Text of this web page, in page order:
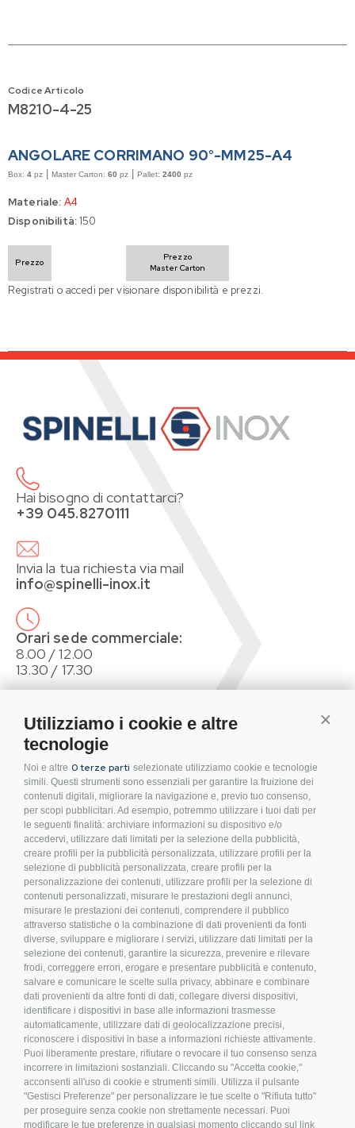
Utilizziamo i cookie e altre
tecnologie
Noi e altre 0 terze parti selezionate utilizziamo cookie e tecnologie
simili. Questi strumenti sono essenziali per garantire la fruizione dei
contenuti digitali, migliorare la navigazione e, previo tuo consenso,
per scopi pubblicitari. Ad esempio, potremmo utilizzare i tuoi dati per
le seguenti finalità: archiviare informazioni su dispositivo e/o
accedervi, utilizzare dati limitati per la selezione della pubblicità,
creare profili per la pubblicità personalizzata, utilizzare profili per la
selezione di pubblicità personalizzata, creare profili per la
personalizzazione dei contenuti, utilizzare profili per la selezione di
contenuti personalizzati, misurare le prestazioni degli annunci,
misurare le prestazioni dei contenuti, comprendere il pubblico
attraverso statistiche o la combinazione di dati provenienti da fonti
diverse, sviluppare e migliorare i servizi, utilizzare dati limitati per la
selezione dei contenuti, garantire la sicurezza, prevenire e rilevare
frodi, correggere errori, erogare e presentare pubblicità e contenuto,
salvare e comunicare le scelte sulla privacy, abbinare e combinare
dati provenienti da altre fonti di dati, collegare diversi dispositivi,
identificare i dispositivi in base alle informazioni trasmesse
automaticamente, utilizzare dati di geolocalizzazione precisi,
riconoscere i dispositivi in base a informazioni richieste attivamente.
Puoi liberamente prestare, rifiutare o revocare il tuo consenso senza
incorrere in limitazioni sostanziali. Cliccando su "Accetta cookie,"
acconsenti all'uso di cookie e strumenti simili. Utilizza il pulsante
"Gestisci Preferenze" per personalizzare le tue scelte o "Rifiuta tutto"
per proseguire senza cookie non strettamente necessari. Puoi
modificare le tue preferenze in qualsiasi momento cliccando sul link
Codice Articolo
M8210-4-25
ANGOLARE CORRIMANO 90°-MM25-A4
Box: 4 pz Master Carton: 60 pz Pallet: 2400 pz
Materiale: A4
Disponibilità:150
Prezzo
Prezzo
Master Carton
Registrati o accedi per visionare disponibilità e prezzi.
Hai bisogno di contattarci?
+39 045.8270111
Invia la tua richiesta via mail
info@spinelli-inox.it
Orari sede commerciale:
8.00 / 12.00
13.30 / 17.30
Distributori per il mercato B2B di Bulloneria,
Raccorderia e Accessori in Acciaio Inossidabile.
Sistemi di fissaggio per Impianti Fotovoltaici.
Condizioni d’acquisto
Privacy Policy
Cookies
Compliance
Etichettatura Ambientale
FAQ
Bulloneria
Raccorderia
Accessori per Arredo e Nautica
Sistemi di fissaggio per Impianti Fotovoltaici
Iscriviti alla nostra newsletter!
ISCRIVITI